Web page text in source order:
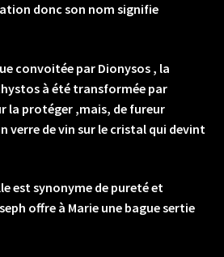
donc son nom signifie
convoitée par Dionysos , la
à été transformée par
la protéger ,mais, de fureur
verre de vin sur le cristal qui devint
est synonyme de pureté et
offre à Marie une bague sertie